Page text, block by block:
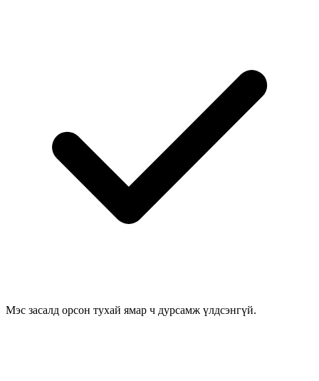
Мэс засалд орсон тухай ямар ч дурсамж үлдсэнгүй.